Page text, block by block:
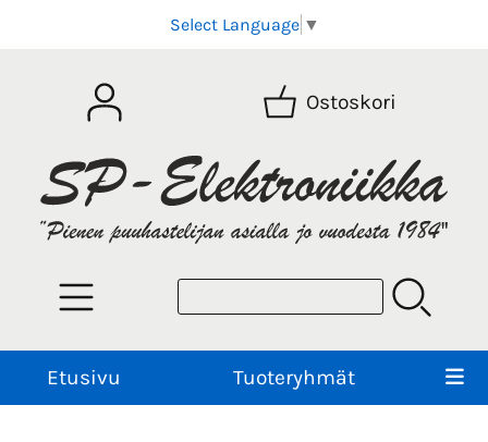
Select Language ▼
Ostoskori
Etusivu Tuoteryhmät